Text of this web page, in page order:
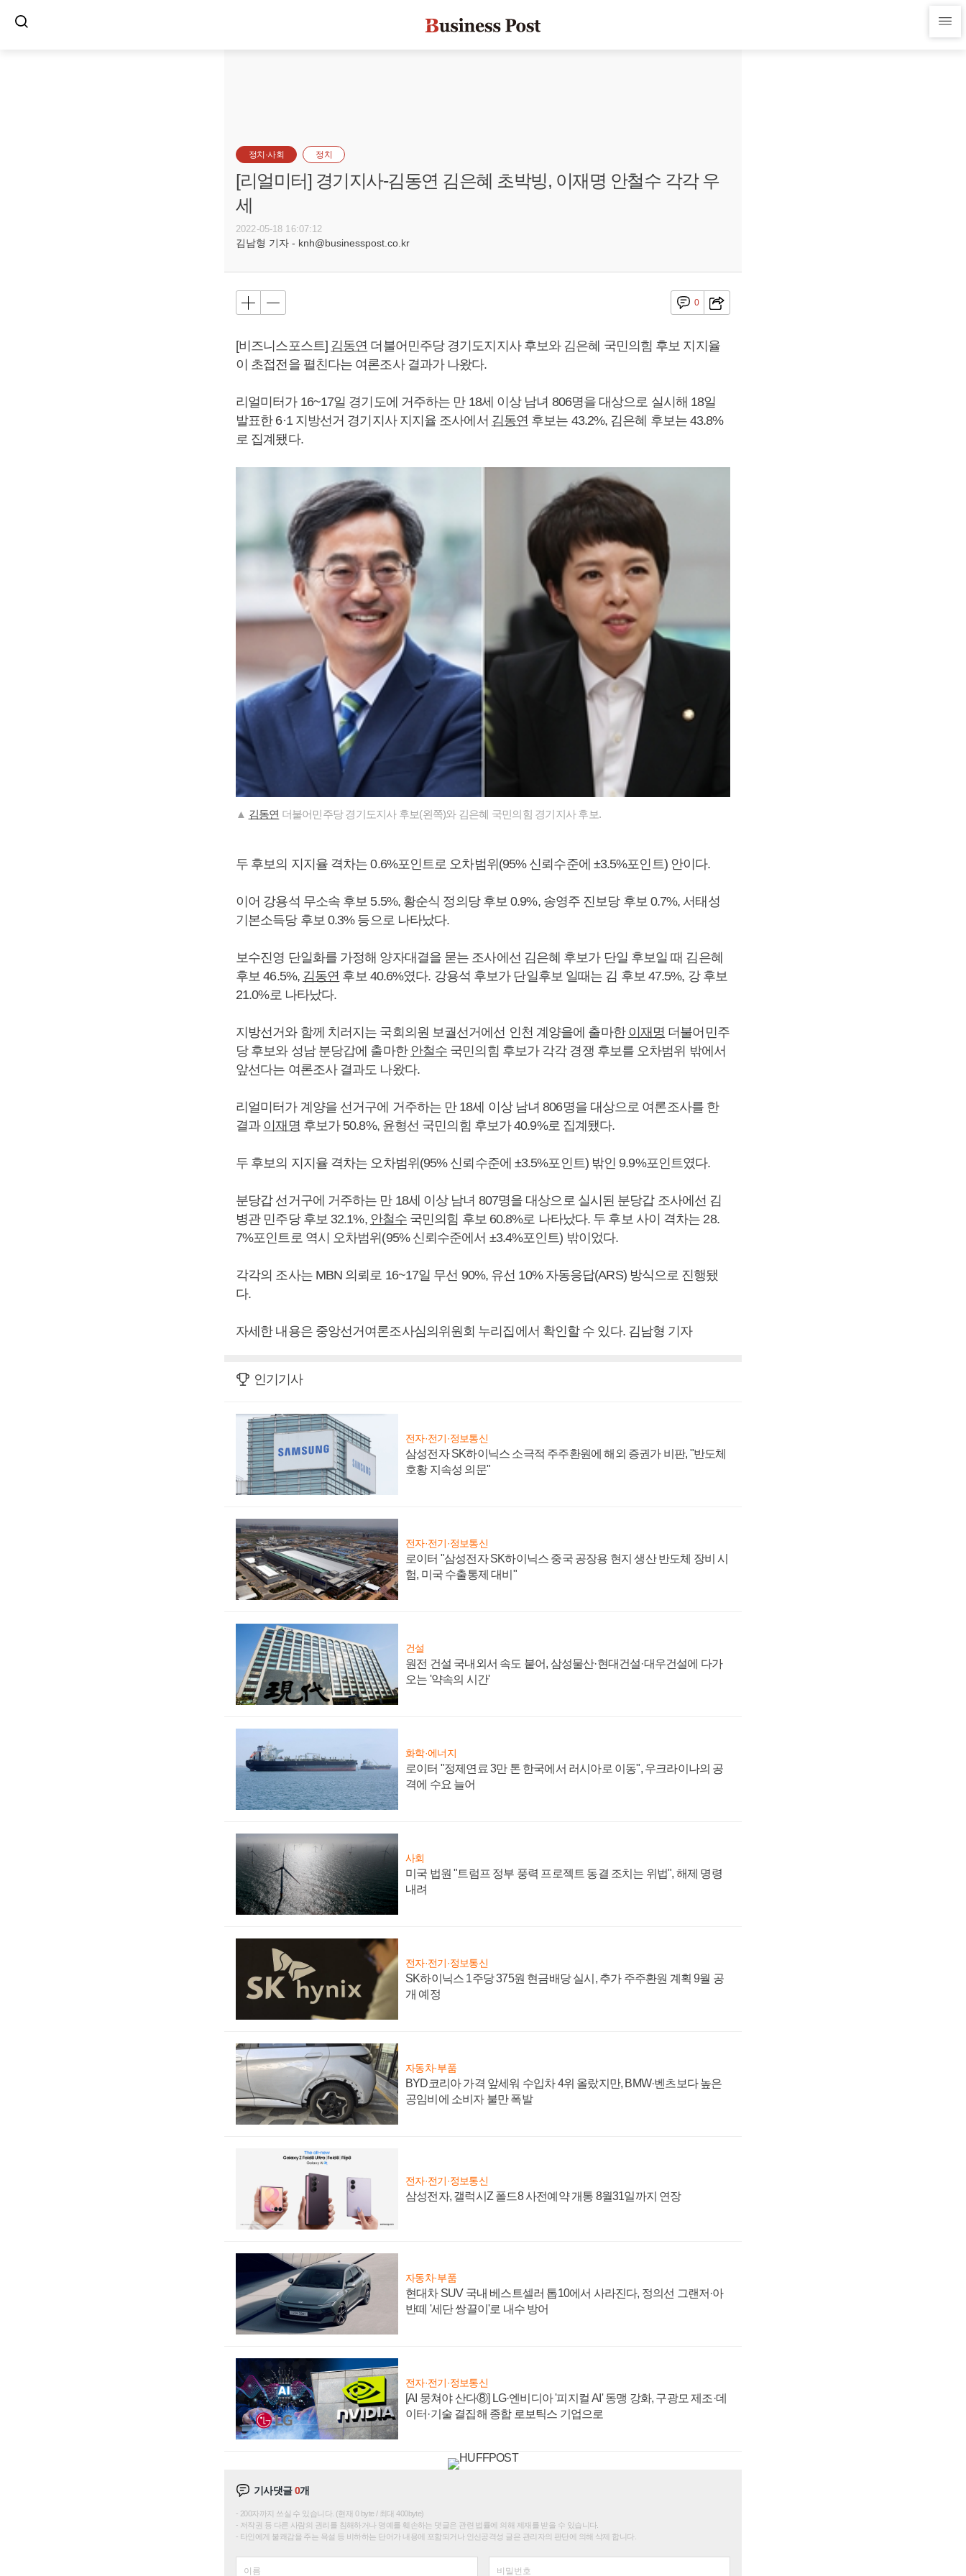
정치·사회 정치
[리얼미터] 경기지사-김동연 김은혜 초박빙, 이재명 안철수 각각 우
세
2022-05-18 16:07:12
김남형 기자 - knh@businesspost.co.kr
0
[비즈니스포스트] 김동연 더불어민주당 경기도지지사 후보와 김은혜 국민의힘 후보 지지율
이 초접전을 펼친다는 여론조사 결과가 나왔다.
리얼미터가 16~17일 경기도에 거주하는 만 18세 이상 남녀 806명을 대상으로 실시해 18일
발표한 6·1 지방선거 경기지사 지지율 조사에서 김동연 후보는 43.2%, 김은혜 후보는 43.8%
로 집계됐다.
▲ 김동연 더불어민주당 경기도지사 후보(왼쪽)와 김은혜 국민의힘 경기지사 후보.
두 후보의 지지율 격차는 0.6%포인트로 오차범위(95% 신뢰수준에 ±3.5%포인트) 안이다.
이어 강용석 무소속 후보 5.5%, 황순식 정의당 후보 0.9%, 송영주 진보당 후보 0.7%, 서태성
기본소득당 후보 0.3% 등으로 나타났다.
보수진영 단일화를 가정해 양자대결을 묻는 조사에선 김은혜 후보가 단일 후보일 때 김은혜
후보 46.5%, 김동연 후보 40.6%였다. 강용석 후보가 단일후보 일때는 김 후보 47.5%, 강 후보
21.0%로 나타났다.
지방선거와 함께 치러지는 국회의원 보궐선거에선 인천 계양을에 출마한 이재명 더불어민주
당 후보와 성남 분당갑에 출마한 안철수 국민의힘 후보가 각각 경쟁 후보를 오차범위 밖에서
앞선다는 여론조사 결과도 나왔다.
리얼미터가 계양을 선거구에 거주하는 만 18세 이상 남녀 806명을 대상으로 여론조사를 한
결과 이재명 후보가 50.8%, 윤형선 국민의힘 후보가 40.9%로 집계됐다.
두 후보의 지지율 격차는 오차범위(95% 신뢰수준에 ±3.5%포인트) 밖인 9.9%포인트였다.
분당갑 선거구에 거주하는 만 18세 이상 남녀 807명을 대상으로 실시된 분당갑 조사에선 김
병관 민주당 후보 32.1%, 안철수 국민의힘 후보 60.8%로 나타났다. 두 후보 사이 격차는 28.
7%포인트로 역시 오차범위(95% 신뢰수준에서 ±3.4%포인트) 밖이었다.
각각의 조사는 MBN 의뢰로 16~17일 무선 90%, 유선 10% 자동응답(ARS) 방식으로 진행됐
다.
자세한 내용은 중앙선거여론조사심의위원회 누리집에서 확인할 수 있다. 김남형 기자
인기기사
전자·전기·정보통신
삼성전자 SK하이닉스 소극적 주주환원에 해외 증권가 비판, "반도체
호황 지속성 의문"
전자·전기·정보통신
로이터 "삼성전자 SK하이닉스 중국 공장용 현지 생산 반도체 장비 시
험, 미국 수출통제 대비"
건설
원전 건설 국내외서 속도 붙어, 삼성물산·현대건설·대우건설에 다가
오는 '약속의 시간'
화학·에너지
로이터 "정제연료 3만 톤 한국에서 러시아로 이동", 우크라이나의 공
격에 수요 늘어
사회
미국 법원 "트럼프 정부 풍력 프로젝트 동결 조치는 위법", 해제 명령
내려
전자·전기·정보통신
SK하이닉스 1주당 375원 현금배당 실시, 추가 주주환원 계획 9월 공
개 예정
자동차·부품
BYD코리아 가격 앞세워 수입차 4위 올랐지만, BMW·벤츠보다 높은
공임비에 소비자 불만 폭발
전자·전기·정보통신
삼성전자, 갤럭시Z 폴드8 사전예약 개통 8월31일까지 연장
자동차·부품
현대차 SUV 국내 베스트셀러 톱10에서 사라진다, 정의선 그랜저·아
반떼 '세단 쌍끌이'로 내수 방어
전자·전기·정보통신
[AI 뭉쳐야 산다⑧] LG·엔비디아 '피지컬 AI' 동맹 강화, 구광모 제조·데
이터·기술 결집해 종합 로보틱스 기업으로
기사댓글0개
200자까지 쓰실 수 있습니다. (현재 0 byte / 최대 400byte)
저작권 등 다른 사람의 권리를 침해하거나 명예를 훼손하는 댓글은 관련 법률에 의해 제재를 받을 수 있습니다.
타인에게 불쾌감을 주는 욕설 등 비하하는 단어가 내용에 포함되거나 인신공격성 글은 관리자의 판단에 의해 삭제 합니다.